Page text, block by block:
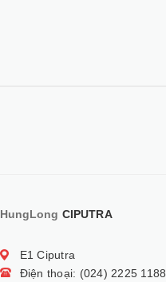
HungLong CIPUTRA
E1 Ciputra
Điện thoại: (024) 2225 1188